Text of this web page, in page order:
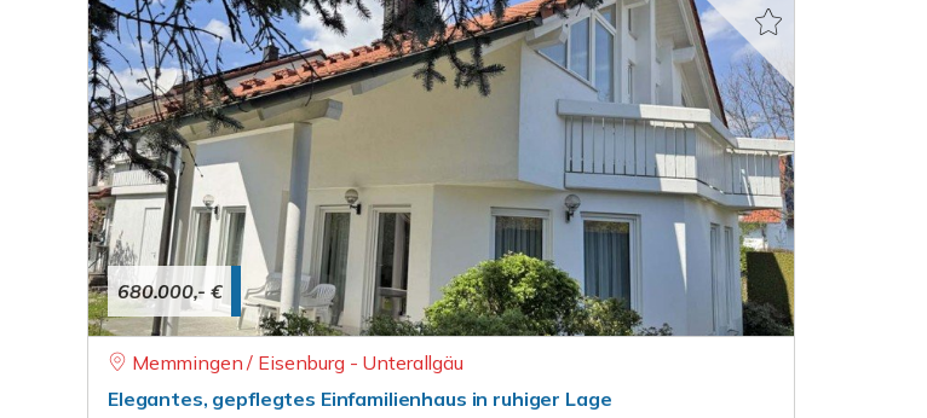
680.000,- €
Memmingen / Eisenburg - Unterallgäu
Elegantes, gepflegtes Einfamilienhaus in ruhiger Lage